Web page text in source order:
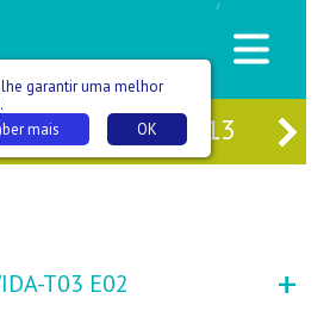
/
DOM 12 SEG 13
T03 E02 +
garantir uma melhor
OK
mais